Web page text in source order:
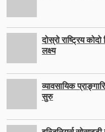
दोस्रो राष्ट्रिय
लक्ष्य
व्यावसायिक
सुरु